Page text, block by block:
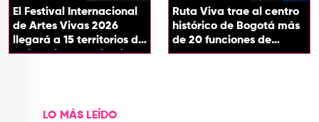
El Festival Internacional
de Artes Vivas 2026
llegará a 15 territorios de
Colombia con ‘Circuitos
Ruta Viva trae al centro
histórico de Bogotá más
de 20 funciones de
teatro
LO MÁS LEÍDO